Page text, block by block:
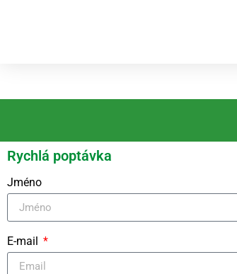
Rychlá poptávka
Jméno
E-mail